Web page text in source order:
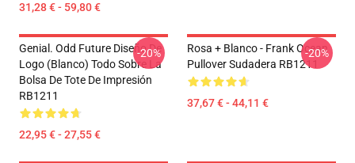
31,28 € - 59,80 €
Genial. Odd Future Diseño De
Logo (blanco) Todo Sobre La
Bolsa De Tote De Impresión
RB1211
22,95 € - 27,55 €
-20%
Rosa + Blanco - Frank Ocean
Pullover Sudadera RB1211
37,67 € - 44,11 €
-20%